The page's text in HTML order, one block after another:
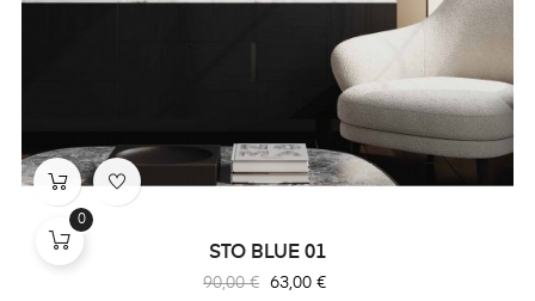
STO BLUE 01
Prix
90,00 € Prix
63,00 €
0